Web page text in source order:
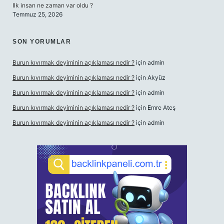
Ilk insan ne zaman var oldu ?
Temmuz 25, 2026
SON YORUMLAR
Burun kıvırmak deyiminin açıklaması nedir ? için admin
Burun kıvırmak deyiminin açıklaması nedir ? için Akyüz
Burun kıvırmak deyiminin açıklaması nedir ? için admin
Burun kıvırmak deyiminin açıklaması nedir ? için Emre Ateş
Burun kıvırmak deyiminin açıklaması nedir ? için admin